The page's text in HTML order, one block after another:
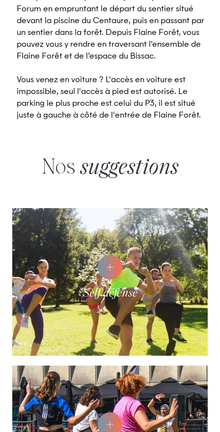
Forum en empruntant le départ du sentier situé
devant la piscine du Centaure, puis en passant par
un sentier dans la forêt. Depuis Flaine Forêt, vous
pouvez vous y rendre en traversant l’ensemble de
Flaine Forêt et de l’espace du Bissac.
Vous venez en voiture ? L'accès en voiture est
impossible, seul l'accès à pied est autorisé. Le
parking le plus proche est celui du P3, il est situé
juste à gauche à côté de l'entrée de Flaine Forêt.
Nos suggestions
Self défense